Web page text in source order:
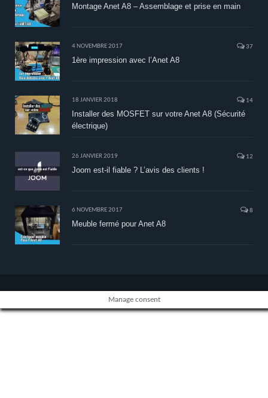
Montage Anet A8 – Assemblage et prise en main
4 NOVEMBRE 2017 37
1ère impression avec l’Anet A8
18 JANVIER 2018 14
Installer des MOSFET sur votre Anet A8 (Sécurité
électrique)
26 JANVIER 2019 12
Joom est-il fiable ? L’avis des clients !
6 NOVEMBRE 2017 8
Meuble fermé pour Anet A8
Manage consent